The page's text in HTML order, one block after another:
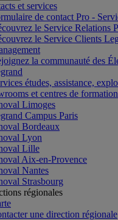
et services
de contact Pro -
le Service Relations
le Service Clients
la communauté des
études, assistance,
et centres de formation
Limoges
Campus Paris
Bordeaux
Lyon
Lille
Aix-en-Provence
Nantes
Strasbourg
régionales
une direction régionale